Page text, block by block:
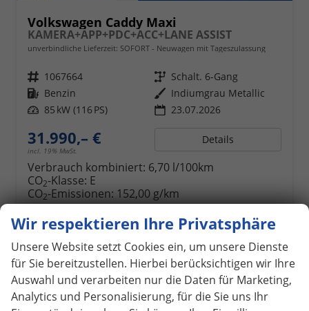
Volkswagen Caddy Maxi
KAMERA+APP+PDC+ACC+LANE ASSIST
unverbindliche Lieferzeit: SOFORT Neuwagen mit Tageszulassung
Fahrzeugnr. 1067664 Getriebe Schalt. 6-Gang
Kraftstoff Benzin Außenfarbe Indiumgrau Metallic
Leistung 85 kW (116 PS) 23.07.2026
31.990,– €
incl. 19% MwSt.
Details
Verbrauch kombiniert: 6,70 l/100km
CO2-Klasse: E
CO2-Emissionen: 152,00 g/km
ab 284,– € mtl.
Wir respektieren Ihre Privatsphäre
Unsere Website setzt Cookies ein, um unsere Dienste
für Sie bereitzustellen. Hierbei berücksichtigen wir Ihre
Auswahl und verarbeiten nur die Daten für Marketing,
Analytics und Personalisierung, für die Sie uns Ihr